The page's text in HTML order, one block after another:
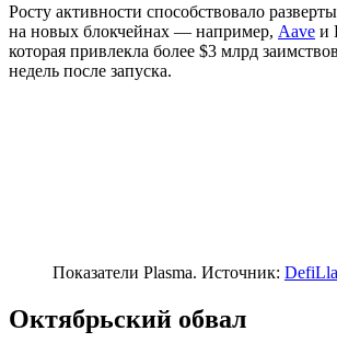
Росту активности способствовало
на новых блокчейнах — например, Aave и
которая привлекла более $3 млрд
недель после запуска.
Показатели Plasma. Источник:
Октябрьский обвал